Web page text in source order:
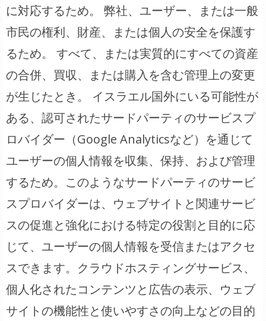
に対応するため。 弊社、ユーザー、または一般
市民の権利、財産、または個人の安全を保護す
るため。 すべて、または実質的にすべての資産
の合併、買収、または購入を含む管理上の変更
が生じたとき。 イスラエル国外にいる可能性が
ある、認可されたサードパーティのサービスプ
ロバイダー（Google Analyticsなど）を通じて
ユーザーの個人情報を収集、保持、および管理
するため。このようなサードパーティのサービ
スプロバイダーは、ウェブサイトと関連サービ
スの促進と強化における特定の役割と目的に応
じて、ユーザーの個人情報を受信またはアクセ
スできます。クラウドホスティングサービス、
個人化されたコンテンツと広告の表示、ウェブ
サイトの機能性と使いやすさの向上などの目的